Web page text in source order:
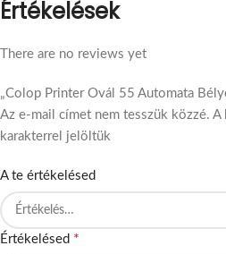
Értékelések
There are no reviews yet
„Colop Printer Ovál 55 Automata
Az e-mail címet nem tesszük közzé. A
karakterrel jelöltük
A te értékelésed
Értékelésed *